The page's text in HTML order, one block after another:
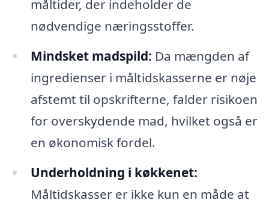
måltider, der indeholder de
nødvendige næringsstoffer.
Mindsket madspild: Da mængden af
ingredienser i måltidskasserne er nøje
afstemt til opskrifterne, falder risikoen
for overskydende mad, hvilket også er
en økonomisk fordel.
Underholdning i køkkenet:
Måltidskasser er ikke kun en måde at